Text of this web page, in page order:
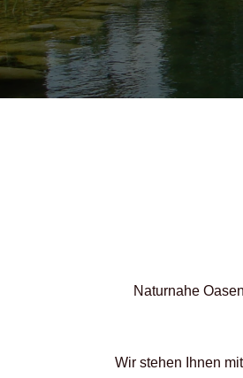
Naturnahe
Wir stehen Ihnen